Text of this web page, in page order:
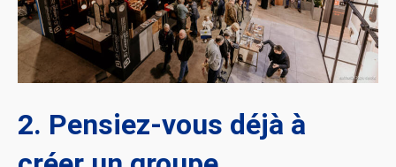
2. Pensiez-vous déjà à